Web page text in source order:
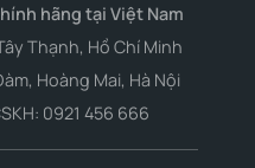
hãng tại Việt Nam
Thạnh, Hồ Chí Minh
Hoàng Mai, Hà Nội
0921 456 666